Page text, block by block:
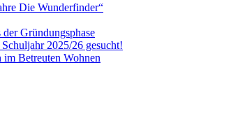
Die Wunderfinder“
Gründungsphase
2025/26 gesucht!
im Betreuten Wohnen